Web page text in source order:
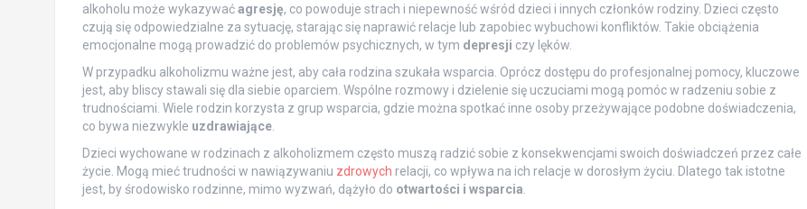
alkoholu może wykazywaćagresję, co powoduje strach i niepewność wśród dzieci i innych członków rodziny. Dzieci często
czują się odpowiedzialne za sytuację, starając się naprawić relacje lub zapobiec wybuchowi konfliktów. Takie obciążenia
emocjonalne mogą prowadzić do problemów psychicznych, w tym depresji czy lęków.
W przypadku alkoholizmu ważne jest, aby cała rodzina szukała wsparcia. Oprócz dostępu do profesjonalnej pomocy, kluczowe
jest, aby bliscy stawali się dla siebie oparciem. Wspólne rozmowy i dzielenie się uczuciami mogą pomóc w radzeniu sobie z
trudnościami. Wiele rodzin korzysta z grup wsparcia, gdzie można spotkać inne osoby przeżywające podobne doświadczenia,
co bywa niezwykle uzdrawiające.
Dzieci wychowane w rodzinach z alkoholizmem często muszą radzić sobie z konsekwencjami swoich doświadczeń przez całe
życie. Mogą mieć trudności w nawiązywaniu zdrowych relacji, co wpływa na ich relacje w dorosłym życiu. Dlatego tak istotne
jest, by środowisko rodzinne, mimo wyzwań, dążyło do otwartości i wsparcia